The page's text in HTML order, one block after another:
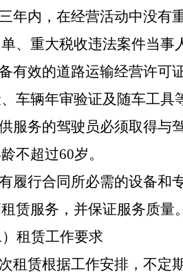
年内，在经营活动中没有
、重大税收违法案件当事
有效的道路运输经营许可
车辆年审验证及随车工具
服务的驾驶员必须取得与
不超过60岁。
履行合同所必需的设备和
赁服务，并保证服务质量
）租赁工作要求
租赁根据工作安排，不定